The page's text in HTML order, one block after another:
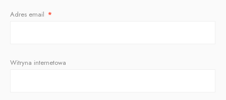
Adres email *
Witryna internetowa